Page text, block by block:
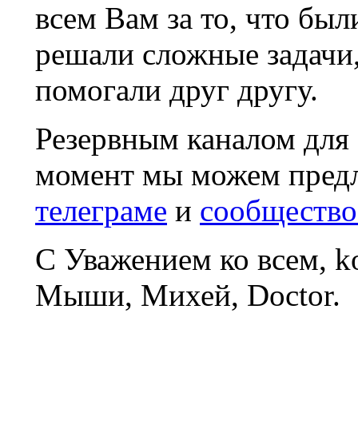
всем Вам за то, что
решали сложные
помогали друг другу.
Резервным каналом
момент мы можем
телеграме и
С Уважением ко всем,
Мыши, Михей, Doctor.